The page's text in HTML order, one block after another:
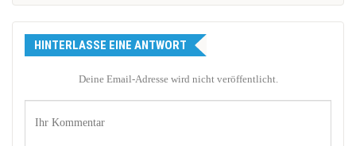
HINTERLASSE EINE ANTWORT
Deine Email-Adresse wird nicht veröffentlicht.